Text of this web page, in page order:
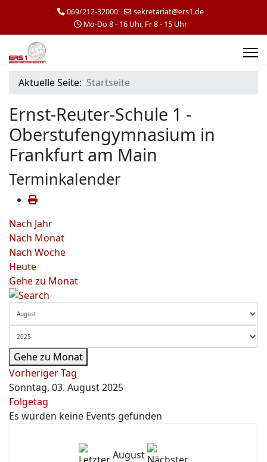
069/212-32000
sekretariat@ers1.de
Mo-Do 8 - 16 Uhr, Fr 8 - 15 Uhr
Aktuelle Seite: Startseite
Ernst-Reuter-Schule 1 -
Oberstufengymnasium in
Frankfurt am Main
Terminkalender
Nach Jahr
Nach Monat
Nach Woche
Heute
Gehe zu Monat
Gehe zu Monat
Vorheriger Tag
Sonntag, 03. August 2025
Folgetag
Es wurden keine Events gefunden
August